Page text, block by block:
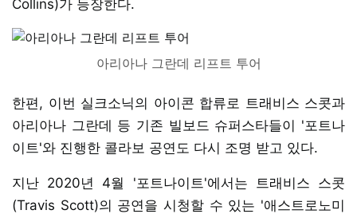
Collins)가 등장한다.
아리아나 그란데 리프트 투어
한편, 이번 실크소닉의 아이콘 합류로 트래비스 스콧과
아리아나 그란데 등 기존 빌보드 슈퍼스타들이 '포트나
이트'와 진행한 콜라보 공연도 다시 조명 받고 있다.
지난 2020년 4월 '포트나이트'에서는 트래비스 스콧
(Travis Scott)의 공연을 시청할 수 있는 '애스트로노미